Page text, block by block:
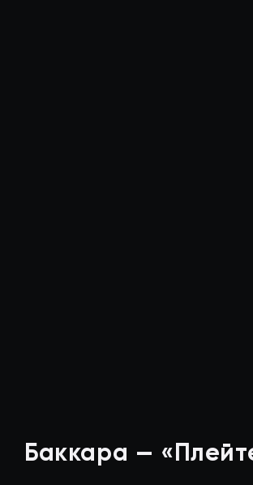
Баккара —